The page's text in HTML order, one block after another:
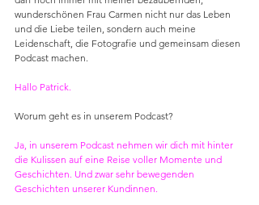
wunderschönen Frau Carmen nicht nur das Leben
und die Liebe teilen, sondern auch meine
Leidenschaft, die Fotografie und gemeinsam diesen
Podcast machen.
Hallo Patrick.
Worum geht es in unserem Podcast?
Ja, in unserem Podcast nehmen wir dich mit hinter
die Kulissen auf eine Reise voller Momente und
Geschichten. Und zwar sehr bewegenden
Geschichten unserer Kundinnen.